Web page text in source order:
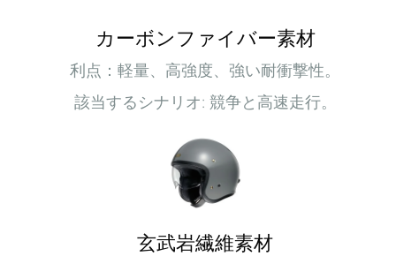
カーボンファイバー素材
利点：軽量、高強度、強い耐衝撃性。
該当するシナリオ: 競争と高速走行。
玄武岩繊維素材